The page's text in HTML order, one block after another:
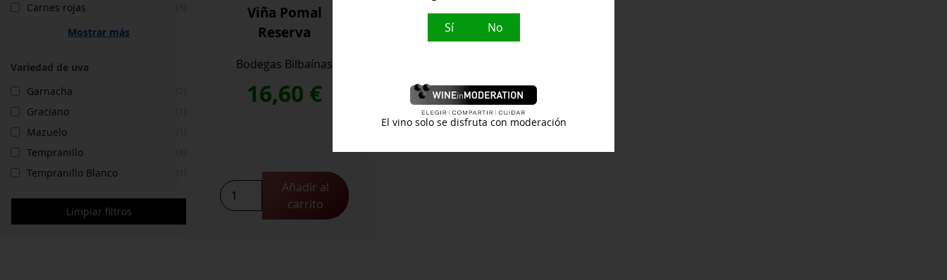
Viña Pomal
Reserva
Bodegas Bilbaínas
16,60 €
Viña
Pomal
Añadir al
carrito
Carnes rojas
Mostrar más
Variedad de uva
Garnacha
Graciano
Mazuelo
Tempranillo
Tempranillo Blanco
Limpiar filtros
Sí No
El vino solo se disfruta con moderación